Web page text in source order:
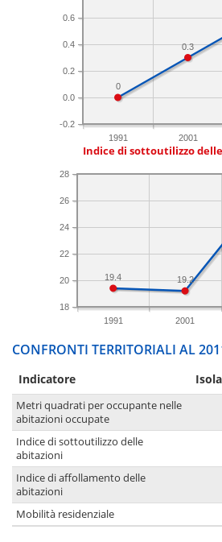
1991 2001
-0.2
0.0
0.2
0.4
0.6
0.3
0
Indice di sottoutilizzo
1991 2001
18
20
22
24
26
28
19.2
19.4
CONFRONTI TERRITORIALI AL
Indicatore
Metri quadrati per occupante nelle
abitazioni occupate
Indice di sottoutilizzo delle
abitazioni
Indice di affollamento delle
abitazioni
Mobilità residenziale